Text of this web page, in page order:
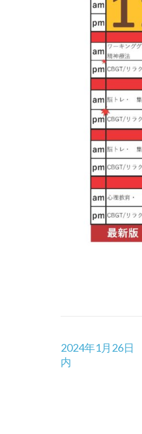
投
稿
2024年1月26日
内